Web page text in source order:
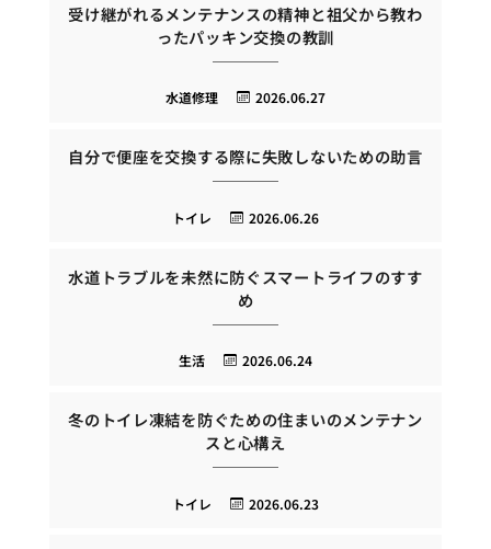
受け継がれるメンテナンスの精神と祖父から教わ
ったパッキン交換の教訓
2026.06.27
水道修理
自分で便座を交換する際に失敗しないための助言
2026.06.26
トイレ
水道トラブルを未然に防ぐスマートライフのすす
め
2026.06.24
生活
冬のトイレ凍結を防ぐための住まいのメンテナン
スと心構え
2026.06.23
トイレ